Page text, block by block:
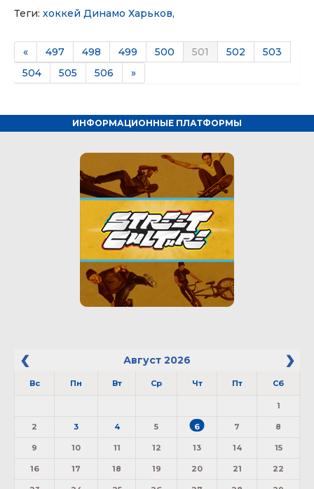
Теги: хоккей Динамо Харьков,
« 497 498 499 500 501 502
503
504
505 506 »
ИНФОРМАЦИОННЫЕ ПЛАТФОРМЫ
Август 2026
Вс Пн Вт Ср Чт Пт Сб
1
2 3 4 5 6 7 8
9 10 11 12 13 14 15
16 17 18 19 20 21 22